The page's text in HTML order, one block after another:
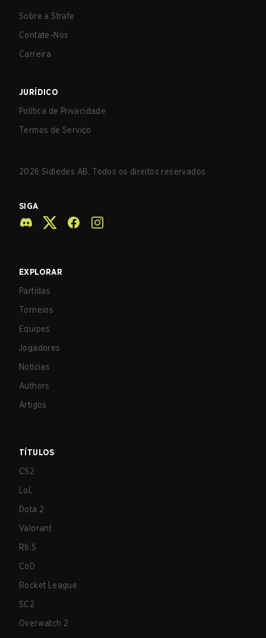
Sobre a Strafe
Contate-Nos
Carreira
JURÍDICO
Política de Privacidade
Termos de Serviço
2026 Sidledes AB. Todos os direitos reservados.
SIGA
EXPLORAR
Partidas
Torneios
Equipes
Jogadores
Notícias
Authors
Artigos
TÍTULOS
CS2
LoL
Dota 2
Valorant
R6:S
CoD
Rocket League
SC2
Overwatch 2